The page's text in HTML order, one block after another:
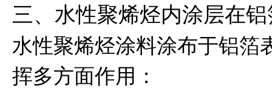
三、水性聚烯烃内涂层在
水性聚烯烃涂料涂布于铝箔
挥多方面作用：